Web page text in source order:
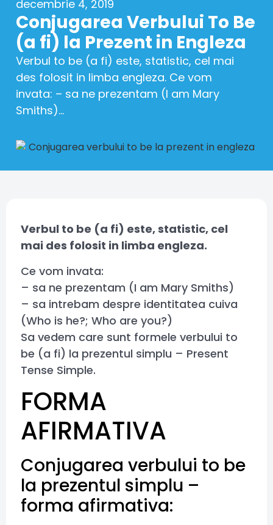
decembrie 4, 2019
Conjugarea Verbului To Be
(a fi) la Prezent in Engleza
Verbul to be (a fi) este, statistic, cel mai
des folosit in limba engleza. Ce vom
invata: – sa ne prezentam (I am Mary
Smiths)...
Verbul to be (a fi) este, statistic, cel
mai des folosit in limba engleza.
Ce vom invata:
– sa ne prezentam (I am Mary Smiths)
– sa intrebam despre identitatea cuiva
(Who is he?; Who are you?)
Sa vedem care sunt formele verbului to
be (a fi) la prezentul simplu – Present
Tense Simple.
FORMA
AFIRMATIVA
Conjugarea verbului to be
la prezentul simplu –
forma afirmativa: